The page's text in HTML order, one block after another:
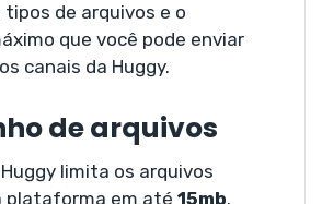
tipos de arquivos e o
que você pode enviar
canais da Huggy.
de arquivos
limita os arquivos
plataforma em até 15mb.